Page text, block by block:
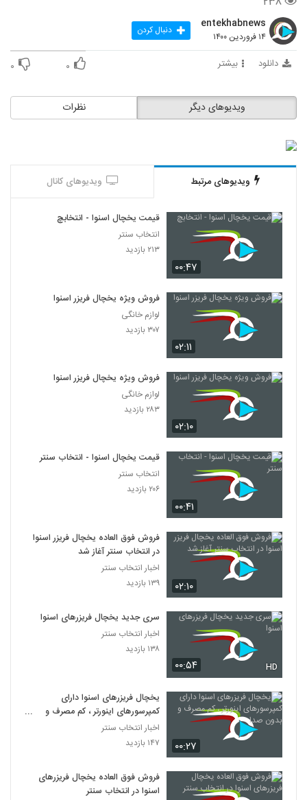
entekhabnews
۱۴ فروردین ۱۴۰۰ دنبال کردن
دانلود بیشتر ۰ ۰
نظرات ویدیوهای دیگر
ویدیوهای مرتبط ویدیوهای کانال
۰۰:۴۷
قیمت یخچال اسنوا - انتخابچ
انتخاب سنتر
۲۱۳ بازدید
۰۲:۱۱
فروش ویژه یخچال فریزر اسنوا
لوازم خانگی
۳۰۷ بازدید
۰۲:۱۰
فروش ویژه یخچال فریزر اسنوا
لوازم خانگی
۲۸۳ بازدید
۰۰:۴۱
قیمت یخچال اسنوا - انتخاب سنتر
انتخاب سنتر
۲۰۶ بازدید
۰۲:۱۰
فروش فوق العاده یخچال فریزر اسنوا
در انتخاب سنتر آغاز شد
اخبار انتخاب سنتر
۱۳۹ بازدید
۰۰:۵۴ HD
سری جدید یخچال فریزرهای اسنوا
اخبار انتخاب سنتر
۱۳۸ بازدید
۰۰:۲۷
یخچال فریزرهای اسنوا دارای
کمپرسورهای اینورتر ، کم مصرف و
بدون صدا
اخبار انتخاب سنتر
۱۴۷ بازدید
فروش فوق العاده یخچال فریزرهای
اسنوا در انتخاب سنتر